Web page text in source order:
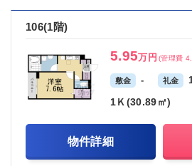
106(1階)
5.95万円 (管理費
敷金 - 礼金
1Ｋ(30.89㎡)
物件詳細